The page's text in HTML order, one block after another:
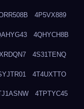
4P5VX889
4QHYCH8B
4S31TENQ
4T4UXTTO
4TPTYC45